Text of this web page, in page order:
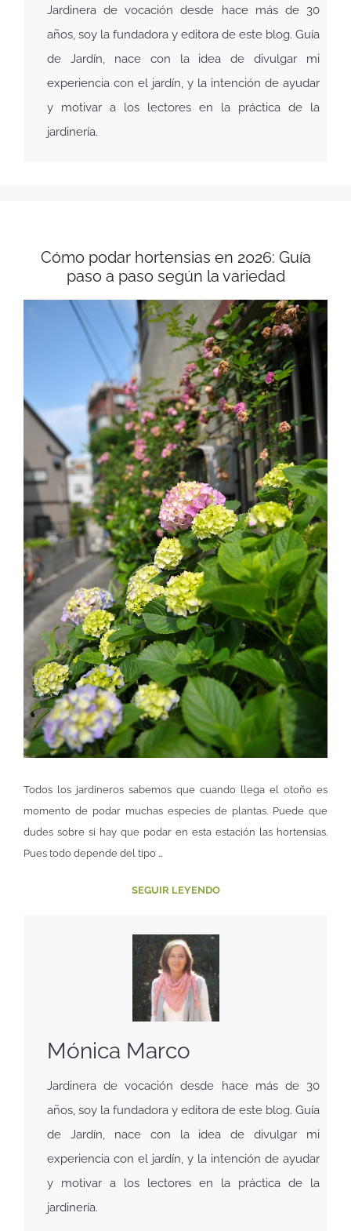
Jardinera de vocación desde hace más de 30
años, soy la fundadora y editora de este blog. Guía
de Jardín, nace con la idea de divulgar mi
experiencia con el jardín, y la intención de ayudar
y motivar a los lectores en la práctica de la
jardinería.
Cómo podar hortensias en 2026: Guía
paso a paso según la variedad
Todos los jardineros sabemos que cuando llega el otoño es
momento de podar muchas especies de plantas. Puede que
dudes sobre si hay que podar en esta estación las hortensias.
Pues todo depende del tipo …
SEGUIR LEYENDO
Mónica Marco
Jardinera de vocación desde hace más de 30
años, soy la fundadora y editora de este blog. Guía
de Jardín, nace con la idea de divulgar mi
experiencia con el jardín, y la intención de ayudar
y motivar a los lectores en la práctica de la
jardinería.